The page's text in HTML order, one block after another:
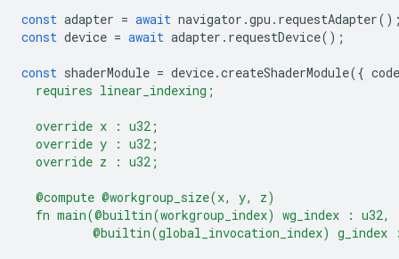
const adapter = await navigator .gpu . requestAdapter
const device = await adapter . requestDevice();
const shaderModule = device.createShaderModule({ code
  requires linear_indexing;
  override x : u32;
  override y : u32;
  override z : u32;
  @compute @workgroup_size(x, y, z)
  fn main(@builtin(workgroup_index) wg_index : u32,
@builtin(global_invocation_index) g_index